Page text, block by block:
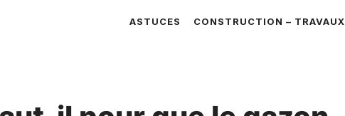
ASTUCES CONSTRUCTION – TRAVAUX